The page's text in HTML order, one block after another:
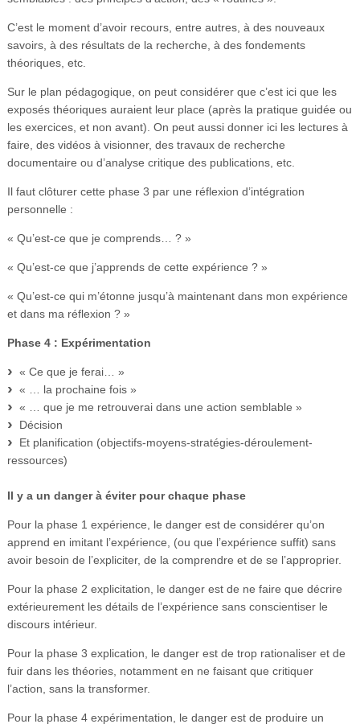
C’est le moment d’avoir recours, entre autres, à des nouveaux
savoirs, à des résultats de la recherche, à des fondements
théoriques, etc.
Sur le plan pédagogique, on peut considérer que c’est ici que les
exposés théoriques auraient leur place (après la pratique guidée ou
les exercices, et non avant). On peut aussi donner ici les lectures à
faire, des vidéos à visionner, des travaux de recherche
documentaire ou d’analyse critique des publications, etc.
Il faut clôturer cette phase 3 par une réflexion d’intégration
personnelle :
« Qu’est-ce que je comprends… ? »
« Qu’est-ce que j’apprends de cette expérience ? »
« Qu’est-ce qui m’étonne jusqu’à maintenant dans mon expérience
et dans ma réflexion ? »
Phase 4 : Expérimentation
« Ce que je ferai… »
« … la prochaine fois »
« … que je me retrouverai dans une action semblable »
Décision
Et planification (objectifs-moyens-stratégies-déroulement-
ressources)
Il y a un danger à éviter pour chaque phase
Pour la phase 1 expérience, le danger est de considérer qu’on
apprend en imitant l’expérience, (ou que l’expérience suffit) sans
avoir besoin de l’expliciter, de la comprendre et de se l’approprier.
Pour la phase 2 explicitation, le danger est de ne faire que décrire
extérieurement les détails de l’expérience sans conscientiser le
discours intérieur.
Pour la phase 3 explication, le danger est de trop rationaliser et de
fuir dans les théories, notamment en ne faisant que critiquer
l’action, sans la transformer.
Pour la phase 4 expérimentation, le danger est de produire un